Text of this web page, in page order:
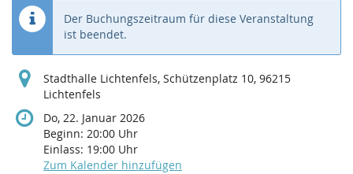
Der Buchungszeitraum für diese Veranstaltung
ist beendet.
Stadthalle Lichtenfels, Schützenplatz 10, 96215
Lichtenfels
Do, 22. Januar 2026
Beginn: 20:00 Uhr
Einlass: 19:00 Uhr
Zum Kalender hinzufügen